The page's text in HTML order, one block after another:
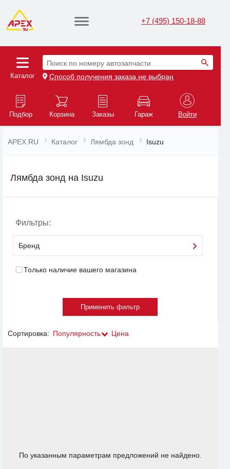
+7 (495) 150-18-88
Каталог
Поиск по номеру автозапчасти
Способ получения заказа не выбран
Подбор Корзина Заказы Гараж Войти
APEX.RU Каталог Лямбда зонд Isuzu
Лямбда зонд на Isuzu
Фильтры:
Бренд
Только наличие вашего магазина
Сортировка: Популярность Цена
По указанным параметрам предложений не найдено.